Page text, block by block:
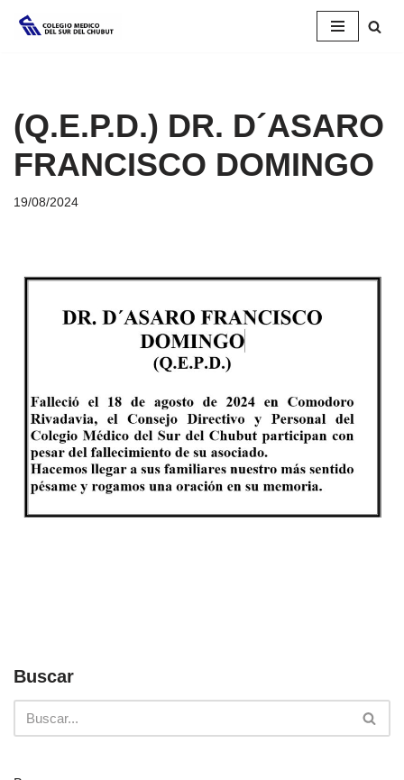
(Q.E.P.D.) DR. D´ASARO
FRANCISCO DOMINGO
19/08/2024
Buscar